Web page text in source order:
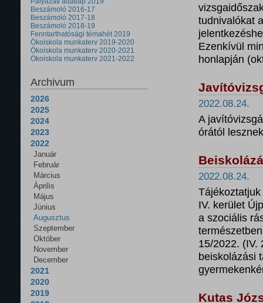
Beszámoló 2016-17
Beszámoló 2017-18
Beszámoló 2018-19
Fenntarthatósági témahét 2019
Ökoiskola munkaterv 2019-2020
Ökoiskola munkaterv 2020-2021
Ökoiskola munkaterv 2021-2022
Archivum
2026
2025
2024
2023
2022
Január
Február
Március
Április
Május
Június
Augusztus
Szeptember
Október
November
December
2021
2020
2019
tudnivalókat
Ezenkívül
honlapján
2022.08.24.
A
órától
2022.08.24.
IV. kerület
a szociális
15/2022. (IV.
beiskolázási
Kutas